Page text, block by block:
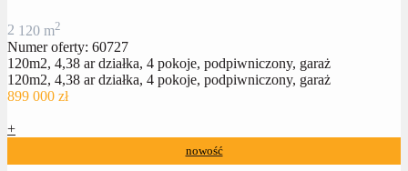
2 120 m2
Numer oferty: 60727
120m2, 4,38 ar działka, 4 pokoje, podpiwniczony, garaż
120m2, 4,38 ar działka, 4 pokoje, podpiwniczony, garaż
899 000 zł
+
nowość